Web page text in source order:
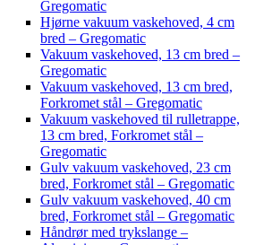
Gregomatic
Hjørne vakuum vaskehoved, 4 cm
bred – Gregomatic
Vakuum vaskehoved, 13 cm bred –
Gregomatic
Vakuum vaskehoved, 13 cm bred,
Forkromet stål – Gregomatic
Vakuum vaskehoved til rulletrappe,
13 cm bred, Forkromet stål –
Gregomatic
Gulv vakuum vaskehoved, 23 cm
bred, Forkromet stål – Gregomatic
Gulv vakuum vaskehoved, 40 cm
bred, Forkromet stål – Gregomatic
Håndrør med trykslange –